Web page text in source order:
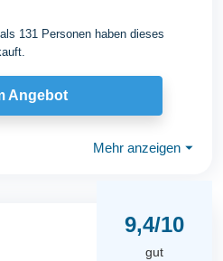
131 Personen haben dieses
Angebot
Mehr anzeigen ⏷
9,4/10
gut